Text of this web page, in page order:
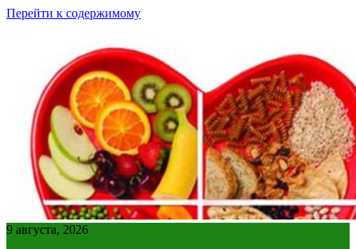
Перейти к содержимому
9 августа, 2026